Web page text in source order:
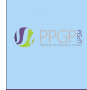
Ministério da Saúde